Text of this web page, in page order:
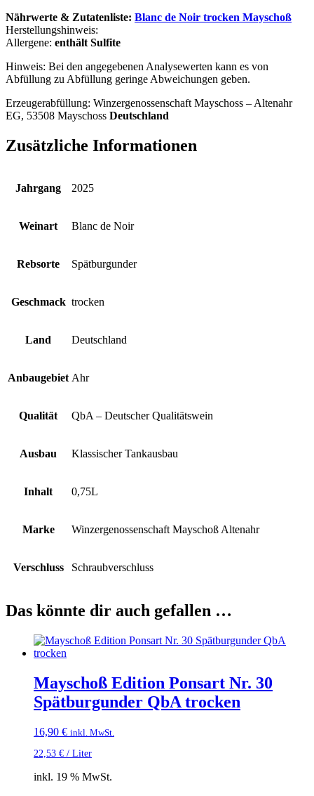
Nährwerte & Zutatenliste: Blanc de Noir trocken Mayschoß
Herstellungshinweis:
Allergene: enthält Sulfite
Hinweis: Bei den angegebenen Analysewerten kann es von
Abfüllung zu Abfüllung geringe Abweichungen geben.
Erzeugerabfüllung: Winzergenossenschaft Mayschoss – Altenahr
EG, 53508 Mayschoss Deutschland
Zusätzliche Informationen
Jahrgang 2025
Weinart Blanc de Noir
Rebsorte Spätburgunder
Geschmack trocken
Land Deutschland
Anbaugebiet Ahr
Qualität QbA – Deutscher Qualitätswein
Ausbau Klassischer Tankausbau
Inhalt 0,75L
Marke Winzergenossenschaft Mayschoß Altenahr
Verschluss Schraubverschluss
Das könnte dir auch gefallen …
Mayschoß Edition Ponsart Nr. 30
Spätburgunder QbA trocken
16,90 € inkl. MwSt.
22,53 € / Liter
inkl. 19 % MwSt.